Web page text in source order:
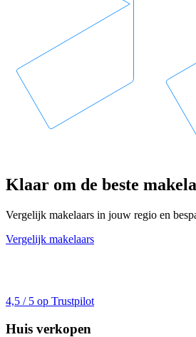
Klaar om de beste
Vergelijk makelaars in jouw regio en
Vergelijk makelaars
4,5 / 5 op Trustpilot
Huis verkopen